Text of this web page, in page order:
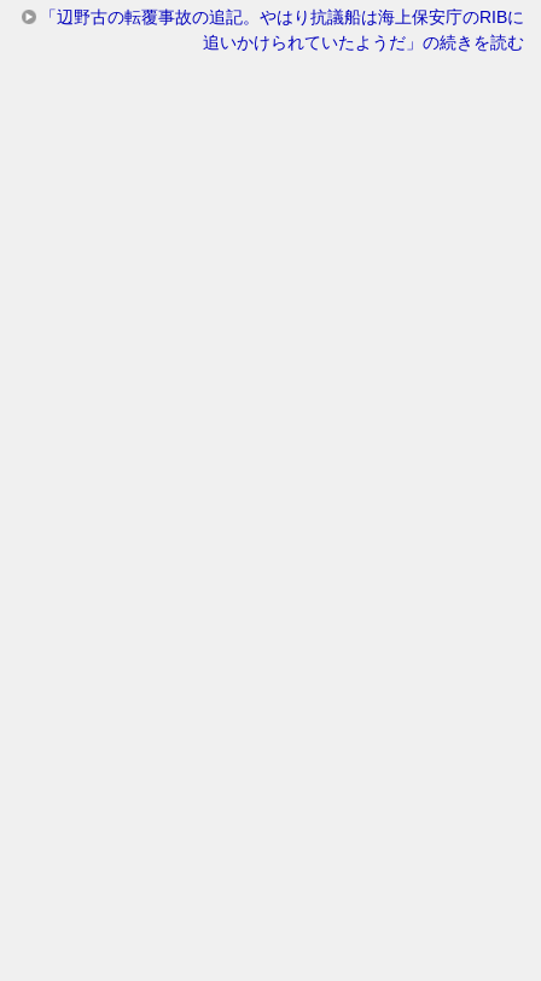
「辺野古の転覆事故の追記。やはり抗議船は海上保安庁のRIBに
追いかけられていたようだ」の続きを読む